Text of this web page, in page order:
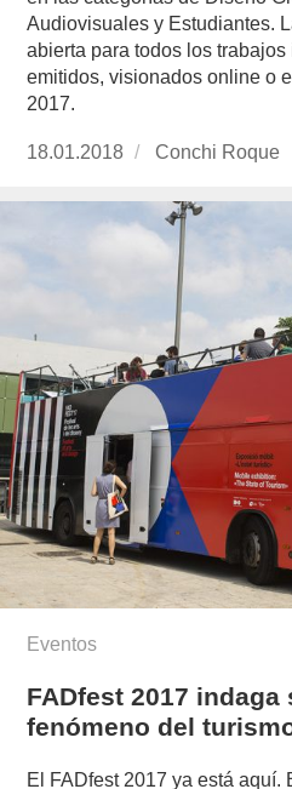
Audiovisuales y Estudiantes.
abierta para todos los
emitidos, visionados online o
2017.
Publicado
18.01.2018
https://
Conchi Roque
Eventos
FADfest 2017 indaga
fenómeno del
El FADfest 2017 ya está aquí.